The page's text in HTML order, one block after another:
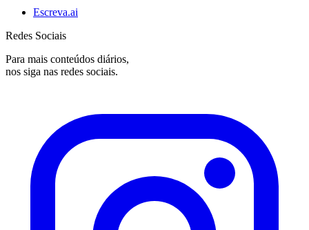
Escreva.ai
Redes Sociais
Para mais conteúdos diários,
nos siga nas redes sociais.